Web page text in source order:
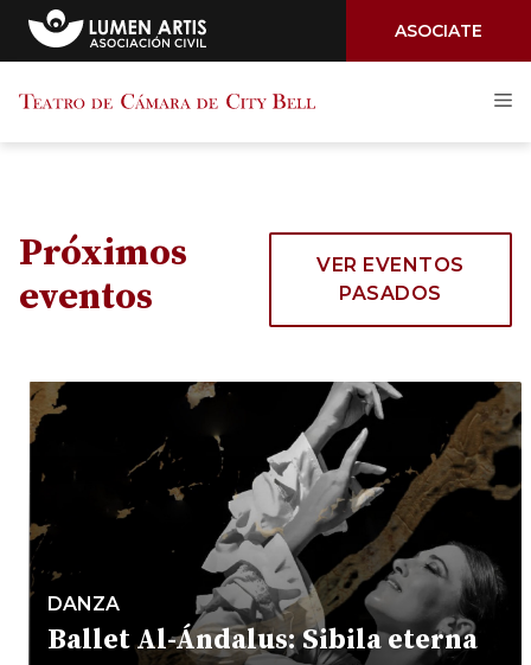
ASOCIATE
contenido
Próximos
eventos
VER EVENTOS
PASADOS
DANZA
Ballet Al-Ándalus: Sibila eterna